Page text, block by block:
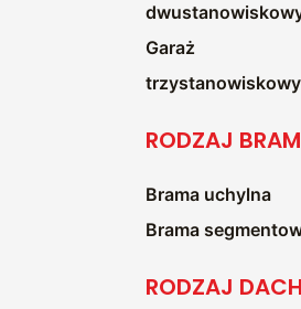
Garaż
trzystanowiskowy
RODZAJ
Brama uchylna
Brama
RODZAJ